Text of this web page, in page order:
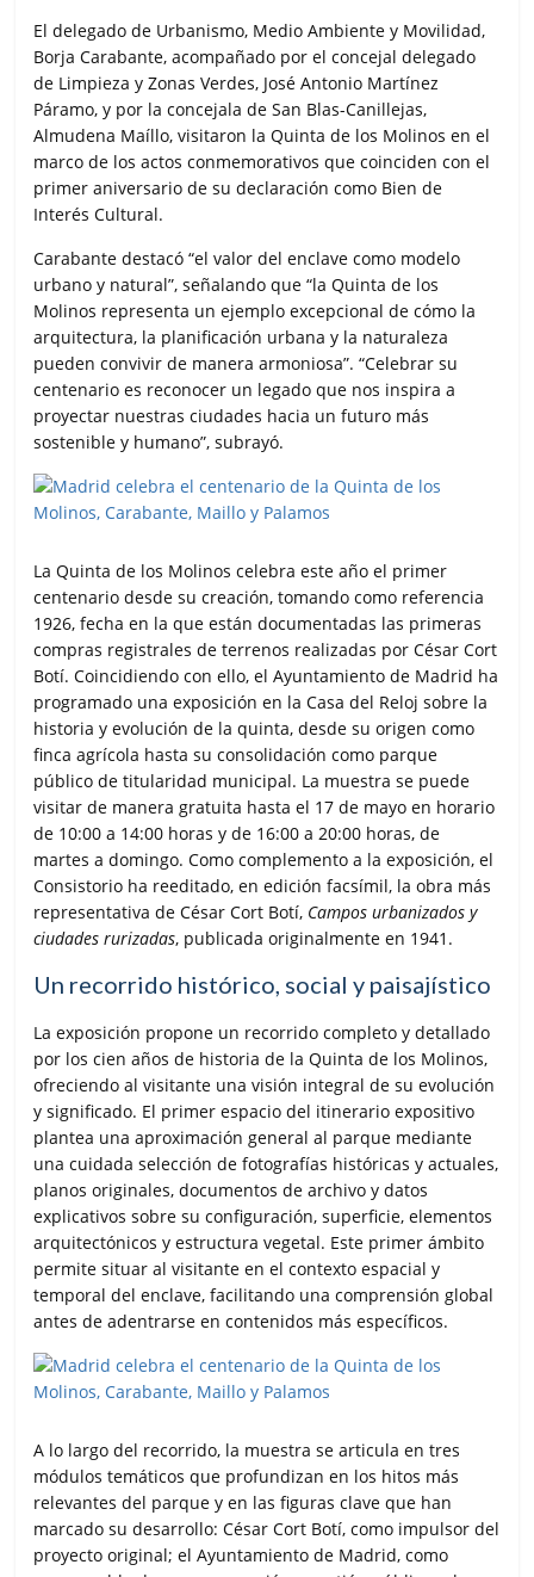
El delegado de Urbanismo, Medio Ambiente y Movilidad,
Borja Carabante, acompañado por el concejal delegado
de Limpieza y Zonas Verdes, José Antonio Martínez
Páramo, y por la concejala de San Blas-Canillejas,
Almudena Maíllo, visitaron la Quinta de los Molinos en el
marco de los actos conmemorativos que coinciden con el
primer aniversario de su declaración como Bien de
Interés Cultural.
Carabante destacó “el valor del enclave como modelo
urbano y natural”, señalando que “la Quinta de los
Molinos representa un ejemplo excepcional de cómo la
arquitectura, la planificación urbana y la naturaleza
pueden convivir de manera armoniosa”. “Celebrar su
centenario es reconocer un legado que nos inspira a
proyectar nuestras ciudades hacia un futuro más
sostenible y humano”, subrayó.
La Quinta de los Molinos celebra este año el primer
centenario desde su creación, tomando como referencia
1926, fecha en la que están documentadas las primeras
compras registrales de terrenos realizadas por César Cort
Botí. Coincidiendo con ello, el Ayuntamiento de Madrid ha
programado una exposición en la Casa del Reloj sobre la
historia y evolución de la quinta, desde su origen como
finca agrícola hasta su consolidación como parque
público de titularidad municipal. La muestra se puede
visitar de manera gratuita hasta el 17 de mayo en horario
de 10:00 a 14:00 horas y de 16:00 a 20:00 horas, de
martes a domingo. Como complemento a la exposición, el
Consistorio ha reeditado, en edición facsímil, la obra más
representativa de César Cort Botí, Campos urbanizados y
ciudades rurizadas, publicada originalmente en 1941.
Un recorrido histórico, social y paisajístico
La exposición propone un recorrido completo y detallado
por los cien años de historia de la Quinta de los Molinos,
ofreciendo al visitante una visión integral de su evolución
y significado. El primer espacio del itinerario expositivo
plantea una aproximación general al parque mediante
una cuidada selección de fotografías históricas y actuales,
planos originales, documentos de archivo y datos
explicativos sobre su configuración, superficie, elementos
arquitectónicos y estructura vegetal. Este primer ámbito
permite situar al visitante en el contexto espacial y
temporal del enclave, facilitando una comprensión global
antes de adentrarse en contenidos más específicos.
A lo largo del recorrido, la muestra se articula en tres
módulos temáticos que profundizan en los hitos más
relevantes del parque y en las figuras clave que han
marcado su desarrollo: César Cort Botí, como impulsor del
proyecto original; el Ayuntamiento de Madrid, como